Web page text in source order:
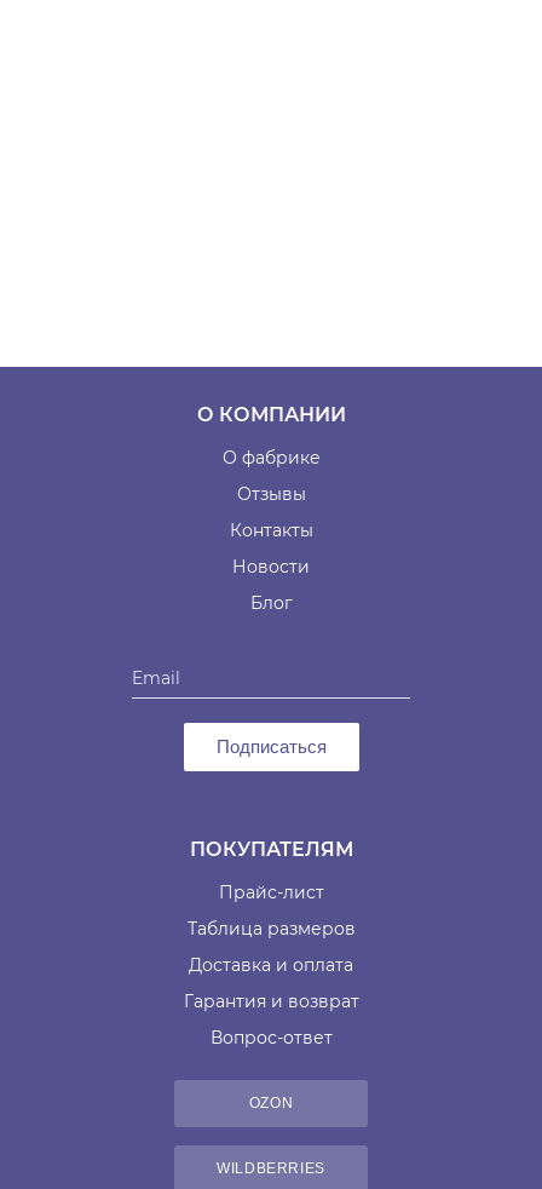
О КОМПАНИИ
О фабрике
Отзывы
Контакты
Новости
Блог
Подписаться
ПОКУПАТЕЛЯМ
Прайс-лист
Таблица размеров
Доставка и оплата
Гарантия и возврат
Вопрос-ответ
OZON
WILDBERRIES